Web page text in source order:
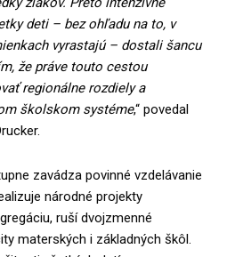
deti – bez ohľadu na to, v
vyrastajú – dostali šancu
že práve touto cestou
regionálne rozdiely a
školskom systéme,“ povedal
zavádza povinné vzdelávanie
národné projekty
ruší dvojzmenné
materských i základných škôl.